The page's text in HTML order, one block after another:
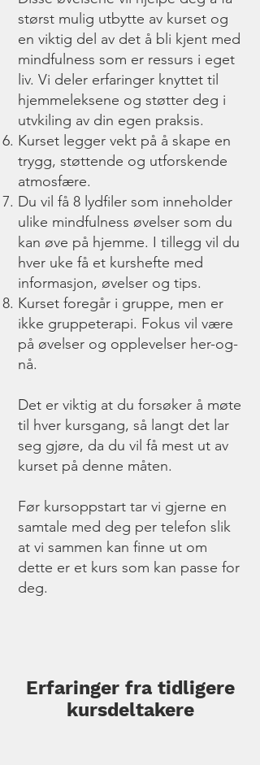
størst mulig utbytte av kurset og
en viktig del av det å bli kjent med
mindfulness som er ressurs i eget
liv. Vi deler erfaringer knyttet til
hjemmeleksene og støtter deg i
utvkiling av din egen praksis.
Kurset legger vekt på å skape en
trygg, støttende og utforskende
atmosfære.
Du vil få 8 lydfiler som inneholder
ulike mindfulness øvelser som du
kan øve på hjemme. I tillegg vil du
hver uke få et kurshefte med
informasjon, øvelser og tips.
Kurset foregår i gruppe, men er
ikke gruppeterapi. Fokus vil være
på øvelser og opplevelser her-og-
nå.
Det er viktig at du forsøker å møte
til hver kursgang, så langt det lar
seg gjøre, da du vil få mest ut av
kurset på denne måten.
Før kursoppstart tar vi gjerne en
samtale med deg per telefon slik
at vi sammen kan finne ut om
dette er et kurs som kan passe for
deg.
Erfaringer fra tidligere
kursdeltakere